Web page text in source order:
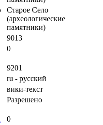
Старое Село
(археологические
памятники)
9013
0
9201
ru - русский
вики-текст
Разрешено
0